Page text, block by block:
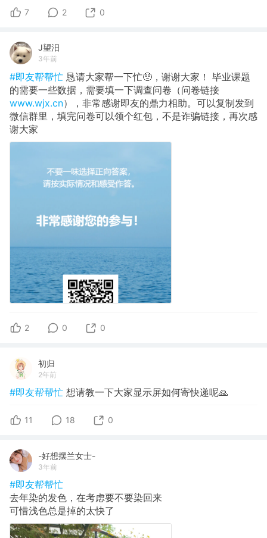
7 2 0
J望汨
3年前
#即友帮帮忙 恳请大家帮一下忙🥺，谢谢大家！ 毕业课题
的需要一些数据，需要填一下调查问卷（问卷链接
www.wjx.cn），非常感谢即友的鼎力相助。可以复制发到
微信群里，填完问卷可以领个红包，不是诈骗链接，再次感
谢大家
2 0 0
初归
2年前
#即友帮帮忙 想请教一下大家显示屏如何寄快递呢🙏
11 18 0
-好想摆兰女士-
3年前
#即友帮帮忙
去年染的发色，在考虑要不要染回来
可惜浅色总是掉的太快了